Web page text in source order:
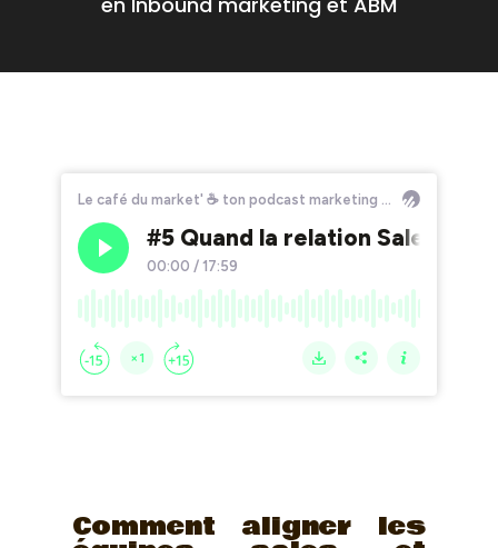
Comment aligner les